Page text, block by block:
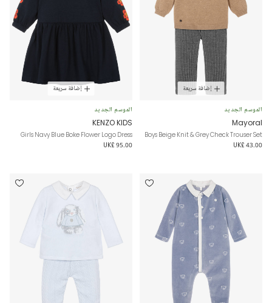
إضافة سريعة
الموسم الجديد
Mayoral
Boys Beige Knit & Grey Check Trouser Set
UK£ 43.00
إضافة سريعة
الموسم الجديد
KENZO KIDS
Girls Navy Blue Boke Flower Logo Dress
UK£ 95.00